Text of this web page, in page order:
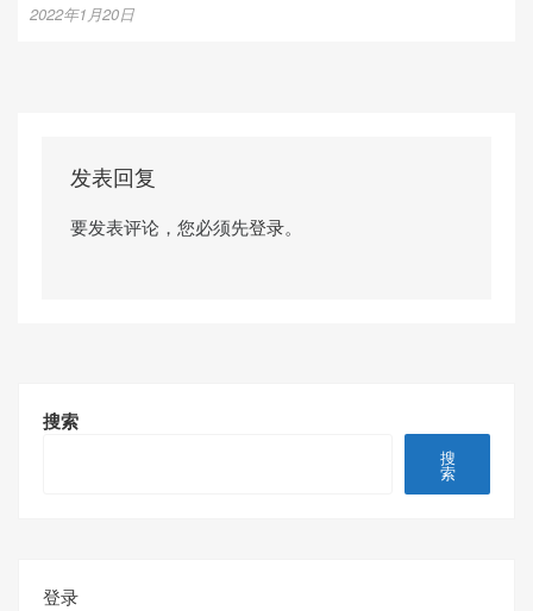
2022年1月20日
发表回复
要发表评论，您必须先登录。
搜索
搜
索
登录